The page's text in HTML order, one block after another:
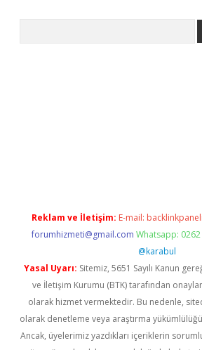
Reklam ve İletişim: E-mail:
forumhizmeti@gmail.com Whatsapp:
@karabul
Yasal Uyarı: Sitemiz, 5651 Sayılı Kanun
ve İletişim Kurumu (BTK) tarafından
olarak hizmet vermektedir. Bu nedenle,
olarak denetleme veya araştırma
Ancak, üyelerimiz yazdıkları içeriklerin